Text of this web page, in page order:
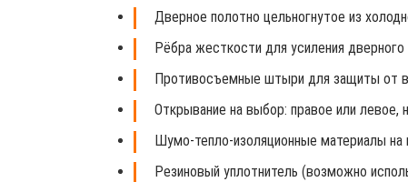
Дверное полотно цельногнутое из
Рёбра жесткости для усиления дверного
Противосъемные штыри для защиты от
Открывание на выбор: правое или левое,
Шумо-тепло-изоляционные материалы на
Резиновый уплотнитель (возможно